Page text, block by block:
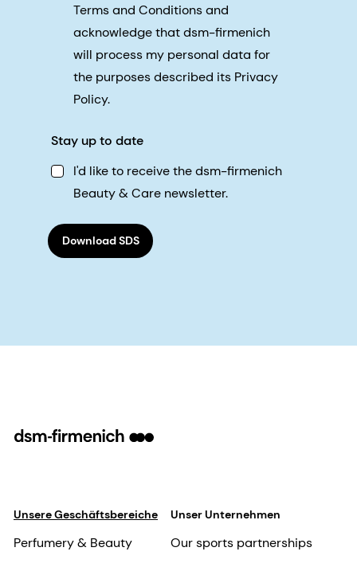
Terms and Conditions and
acknowledge that dsm-firmenich
will process my personal data for
the purposes described its Privacy
Policy.
Stay up to date
I'd like to receive the dsm-firmenich
Beauty & Care newsletter.
Download SDS
Unsere Geschäftsbereiche
Perfumery & Beauty
Unser Unternehmen
Our sports partnerships